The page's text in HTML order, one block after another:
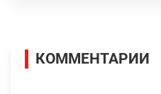
КОММЕНТАРИИ